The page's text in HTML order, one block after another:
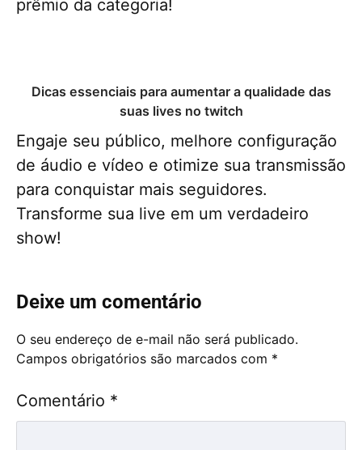
prêmio da categoria!
Dicas essenciais para aumentar a qualidade das
suas lives no twitch
Engaje seu público, melhore configuração
de áudio e vídeo e otimize sua transmissão
para conquistar mais seguidores.
Transforme sua live em um verdadeiro
show!
Deixe um comentário
O seu endereço de e-mail não será publicado.
Campos obrigatórios são marcados com *
Comentário *